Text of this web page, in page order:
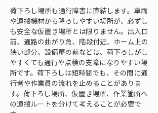
荷下ろし場所も通行障害に直結します。車両
や運搬機材から降ろしやすい場所が、必ずし
も安全な仮置き場所とは限りません。出入口
前、通路の曲がり角、階段付近、ホーム上の
狭い部分、設備扉の前などは、荷下ろしがし
やすくても通行や点検の支障になりやすい場
所です。荷下ろしは短時間でも、その間に通
行者や作業員の流れを止めることがありま
す。荷下ろし場所、仮置き場所、作業箇所へ
の運搬ルートを分けて考えることが必要で